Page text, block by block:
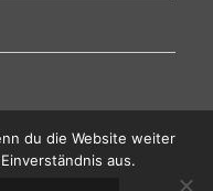
du die Website weiter
aus.